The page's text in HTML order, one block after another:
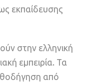
εκπαίδευσης
στην ελληνική
εμπειρία. Τα
από